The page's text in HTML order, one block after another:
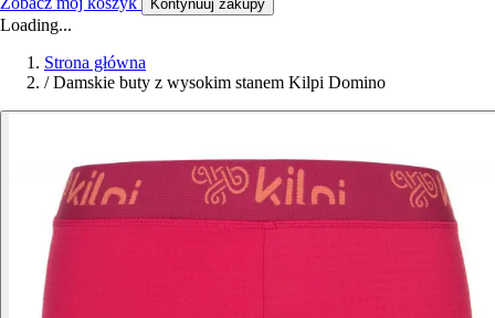
Kontynuuj zakupy
Loading...
Strona główna
/ Damskie buty z wysokim stanem Kilpi Domino